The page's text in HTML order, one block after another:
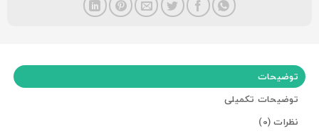
توضیحات
توضیحات تکمیلی
نظرات (0)